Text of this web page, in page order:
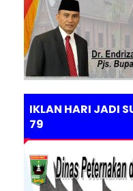
IKLAN HARI JADI
79